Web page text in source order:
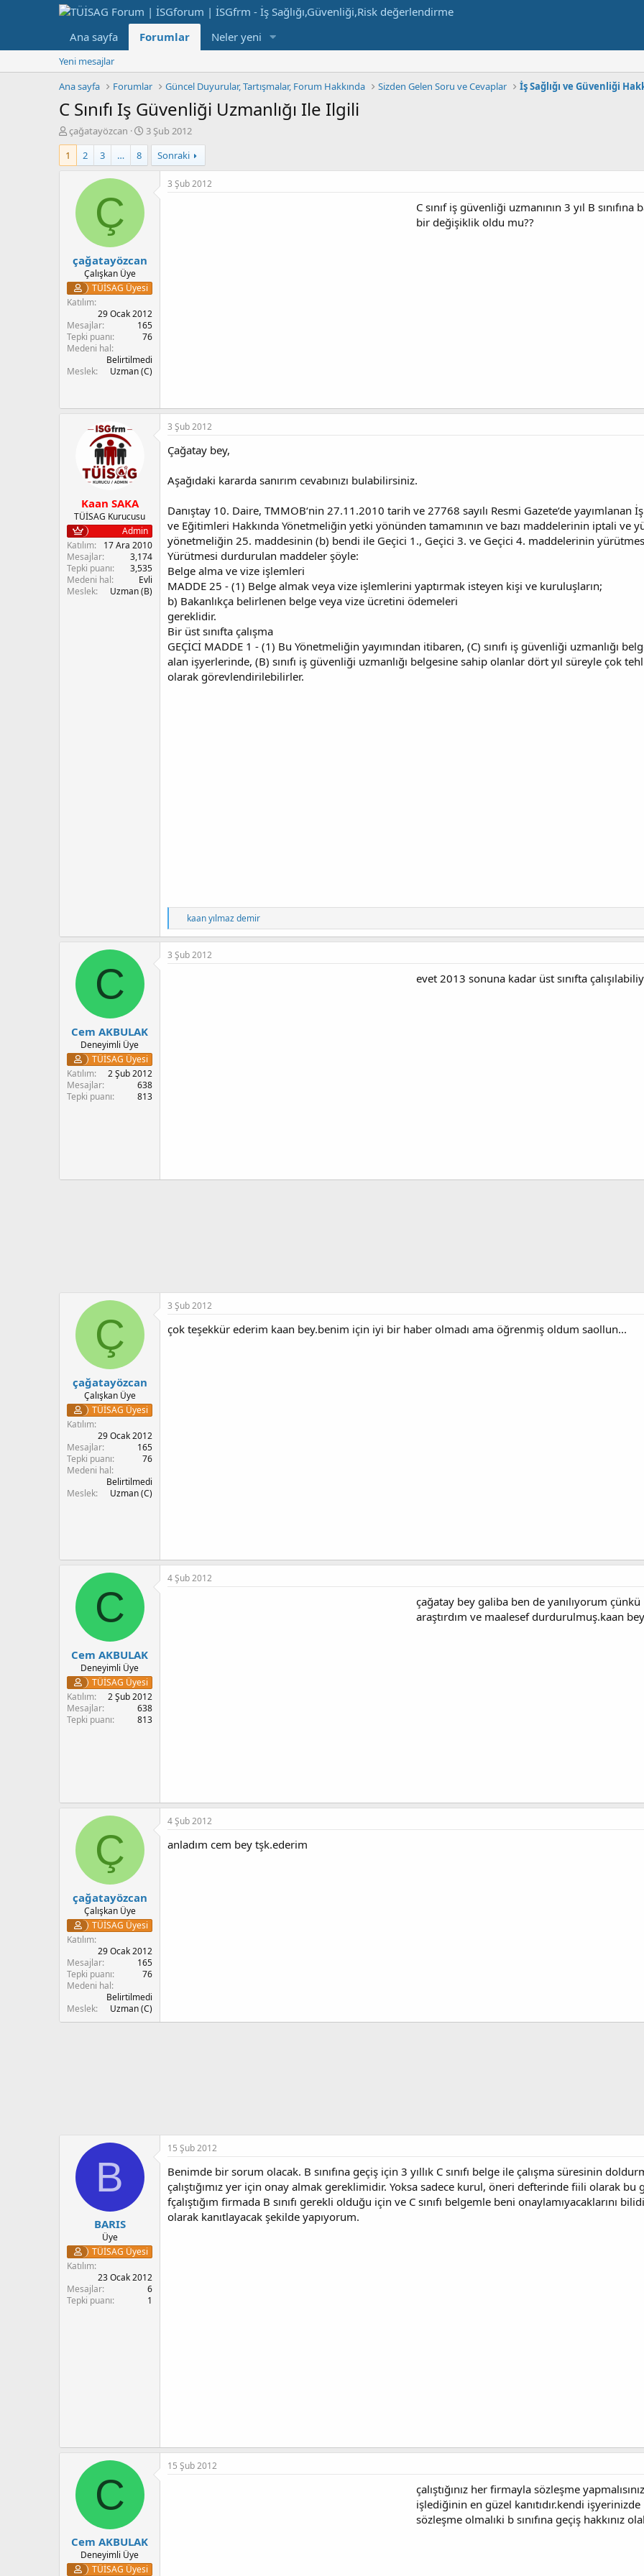
Ana sayfa Forumlar Neler yeni
Yeni mesajlar
Ana sayfa
Forumlar Güncel Duyurular, Tartışmalar, Forum Hakkında Sizden Gelen Soru ve Cevaplar İş Sağlığı ve Güvenliği
C Sınıfı Iş Güvenliği Uzmanlığı Ile Ilgili
K
o
n
b
t
a
çağatayözcan
B
a
l
a
i
h
i
3 Şub 2012
1
2 3 … 8 Sonraki
Ç
çağatayözcan
Çalışkan Üye
TÜİSAG Üyesi
Katılım
29 Ocak 2012
Mesajlar
165
Tepki puanı
76
Medeni hal
Belirtilmedi
Meslek
Uzman (C)
3 Şub 2012
C sınıf iş güvenliği uzmanının 3 yıl B
bir değişiklik oldu mu??
Kaan SAKA
TÜİSAG Kurucusu
Admin
Katılım
17 Ara 2010
Mesajlar
3,174
Tepki puanı
3,535
Medeni hal
Evli
Meslek
Uzman (B)
3 Şub 2012
Çağatay bey,
Aşağıdaki kararda sanırım cevabınızı bulabilirsiniz.
Danıştay 10. Daire, TMMOB‘nin 27.11.2010 tarih ve 27768 sayılı Resmi Gazete‘de yayımlanan
ve Eğitimleri Hakkında Yönetmeliğin yetki yönünden tamamının ve bazı maddelerinin iptali ve
yönetmeliğin 25. maddesinin (b) bendi ile Geçici 1., Geçici 3. ve Geçici 4. maddelerinin
Yürütmesi durdurulan maddeler şöyle:
Belge alma ve vize işlemleri
MADDE 25 - (1) Belge almak veya vize işlemlerini yaptırmak isteyen kişi ve kuruluşların;
b) Bakanlıkça belirlenen belge veya vize ücretini ödemeleri
gereklidir.
Bir üst sınıfta çalışma
GEÇİCİ MADDE 1 - (1) Bu Yönetmeliğin yayımından itibaren, (C) sınıfı iş güvenliği uzmanlığı
alan işyerlerinde, (B) sınıfı iş güvenliği uzmanlığı belgesine sahip olanlar dört yıl süreyle çok
olarak görevlendirilebilirler.
T
e
p
k
kaan yılmaz demir
C
Cem AKBULAK
Deneyimli Üye
TÜİSAG Üyesi
Katılım
2 Şub 2012
Mesajlar
638
Tepki puanı
813
3 Şub 2012
evet 2013 sonuna kadar üst sınıfta
Ç
çağatayözcan
Çalışkan Üye
TÜİSAG Üyesi
Katılım
29 Ocak 2012
Mesajlar
165
Tepki puanı
76
Medeni hal
Belirtilmedi
Meslek
Uzman (C)
3 Şub 2012
çok teşekkür ederim kaan bey.benim için iyi bir haber olmadı ama öğrenmiş oldum saollun...
C
Cem AKBULAK
Deneyimli Üye
TÜİSAG Üyesi
Katılım
2 Şub 2012
Mesajlar
638
Tepki puanı
813
4 Şub 2012
çağatay bey galiba ben de yanılıyorum
araştırdım ve maalesef durdurulmuş.kaan bey
Ç
çağatayözcan
Çalışkan Üye
TÜİSAG Üyesi
Katılım
29 Ocak 2012
Mesajlar
165
Tepki puanı
76
Medeni hal
Belirtilmedi
Meslek
Uzman (C)
4 Şub 2012
anladım cem bey tşk.ederim
B
BARIS
Üye
TÜİSAG Üyesi
Katılım
23 Ocak 2012
Mesajlar
6
Tepki puanı
1
15 Şub 2012
Benimde bir sorum olacak. B sınıfına geçiş için 3 yıllık C sınıfı belge ile çalışma süresinin
çalıştığımız yer için onay almak gereklimidir. Yoksa sadece kurul, öneri defterinde fiili olarak
fçalıştığım firmada B sınıfı gerekli olduğu için ve C sınıfı belgemle beni onaylamıyacaklarını
olarak kanıtlayacak şekilde yapıyorum.
C
Cem AKBULAK
Deneyimli Üye
TÜİSAG Üyesi
15 Şub 2012
çalıştığınız her firmayla sözleşme
işlediğinin en güzel kanıtıdır.kendi
sözleşme olmalıki b sınıfına geçiş hakkınız